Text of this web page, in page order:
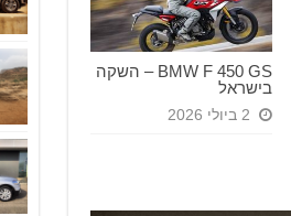
BMW F 450 GS – השקה
בישראל
2 ביולי 2026